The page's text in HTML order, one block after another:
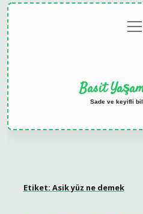
aç
Basit
Sade ve keyifli
Etiket: Asik yüz ne demek